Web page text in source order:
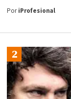
PoriProfesional